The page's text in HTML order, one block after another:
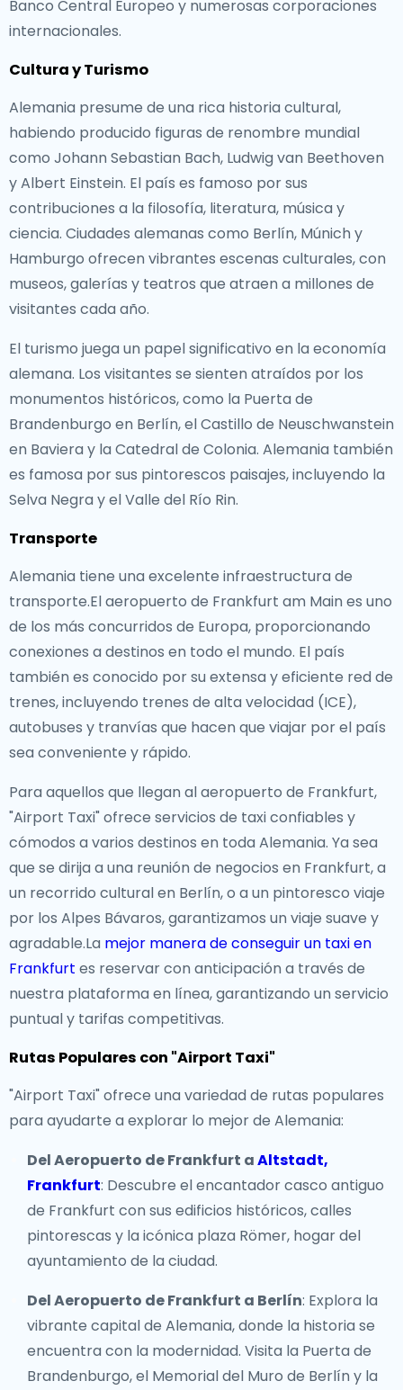
Banco Central Europeo y numerosas corporaciones
internacionales.
Cultura y Turismo
Alemania presume de una rica historia cultural,
habiendo producido figuras de renombre mundial
como Johann Sebastian Bach, Ludwig van Beethoven
y Albert Einstein. El país es famoso por sus
contribuciones a la filosofía, literatura, música y
ciencia. Ciudades alemanas como Berlín, Múnich y
Hamburgo ofrecen vibrantes escenas culturales, con
museos, galerías y teatros que atraen a millones de
visitantes cada año.
El turismo juega un papel significativo en la economía
alemana. Los visitantes se sienten atraídos por los
monumentos históricos, como la Puerta de
Brandenburgo en Berlín, el Castillo de Neuschwanstein
en Baviera y la Catedral de Colonia. Alemania también
es famosa por sus pintorescos paisajes, incluyendo la
Selva Negra y el Valle del Río Rin.
Transporte
Alemania tiene una excelente infraestructura de
transporte.El aeropuerto de Frankfurt am Main es uno
de los más concurridos de Europa, proporcionando
conexiones a destinos en todo el mundo. El país
también es conocido por su extensa y eficiente red de
trenes, incluyendo trenes de alta velocidad (ICE),
autobuses y tranvías que hacen que viajar por el país
sea conveniente y rápido.
Para aquellos que llegan al aeropuerto de Frankfurt,
"Airport Taxi" ofrece servicios de taxi confiables y
cómodos a varios destinos en toda Alemania. Ya sea
que se dirija a una reunión de negocios en Frankfurt, a
un recorrido cultural en Berlín, o a un pintoresco viaje
por los Alpes Bávaros, garantizamos un viaje suave y
agradable.La mejor manera de conseguir un taxi en
Frankfurt es reservar con anticipación a través de
nuestra plataforma en línea, garantizando un servicio
puntual y tarifas competitivas.
Rutas Populares con "Airport Taxi"
"Airport Taxi" ofrece una variedad de rutas populares
para ayudarte a explorar lo mejor de Alemania:
Del Aeropuerto de Frankfurt aAltstadt,
Frankfurt: Descubre el encantador casco antiguo
de Frankfurt con sus edificios históricos, calles
pintorescas y la icónica plaza Römer, hogar del
ayuntamiento de la ciudad.
Del Aeropuerto de Frankfurt a Berlín: Explora la
vibrante capital de Alemania, donde la historia se
encuentra con la modernidad. Visita la Puerta de
Brandenburgo, el Memorial del Muro de Berlín y la